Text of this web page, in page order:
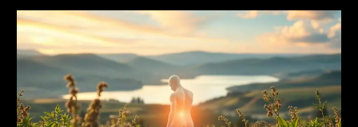
Métodos
Técnicas
Aumentan
el